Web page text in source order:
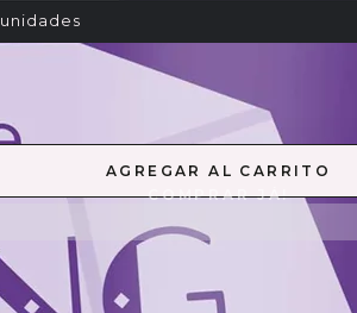
AGREGAR AL CARRITO